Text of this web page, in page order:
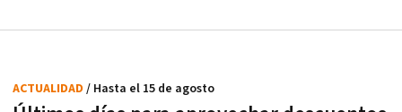
ACTUALIDAD / Hasta el 15 de agosto